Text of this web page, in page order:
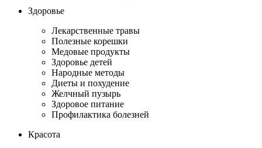
Здоровье
Лекарственные травы
Полезные корешки
Медовые продукты
Здоровье детей
Народные методы
Диеты и похудение
Желчный пузырь
Здоровое питание
Профилактика болезней
Красота